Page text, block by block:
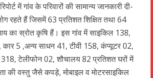
में गांव के परिवारों की सामान्य जानकारी दी-
रहते हैं जिसमें 63 प्रतिशत शिक्षित तथा 64
का स्रोत कृषि हैं। इस गांव में साइकिल 138,
कार 5 ,अन्य साधन 41, टीवी 158, कंप्यूटर 02,
टेलीफोन 02, शौचालय 82 प्रतिशत घरों में
की वस्तु जैसे कपड़े, मोबाइल व मोटरसाइकिल